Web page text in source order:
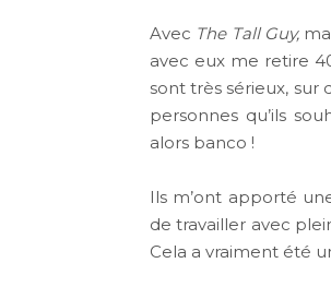
Avec The Tall Guy,
avec eux me retire
sont très sérieux,
personnes qu’ils
alors banco !
Ils m’ont apporté
de travailler avec
Cela a vraiment été